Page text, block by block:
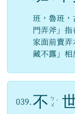
班，魯班，
門弄斧」指
家面前賣弄
藏不露」相
039. 不 ㄅ
ㄨ ˊ